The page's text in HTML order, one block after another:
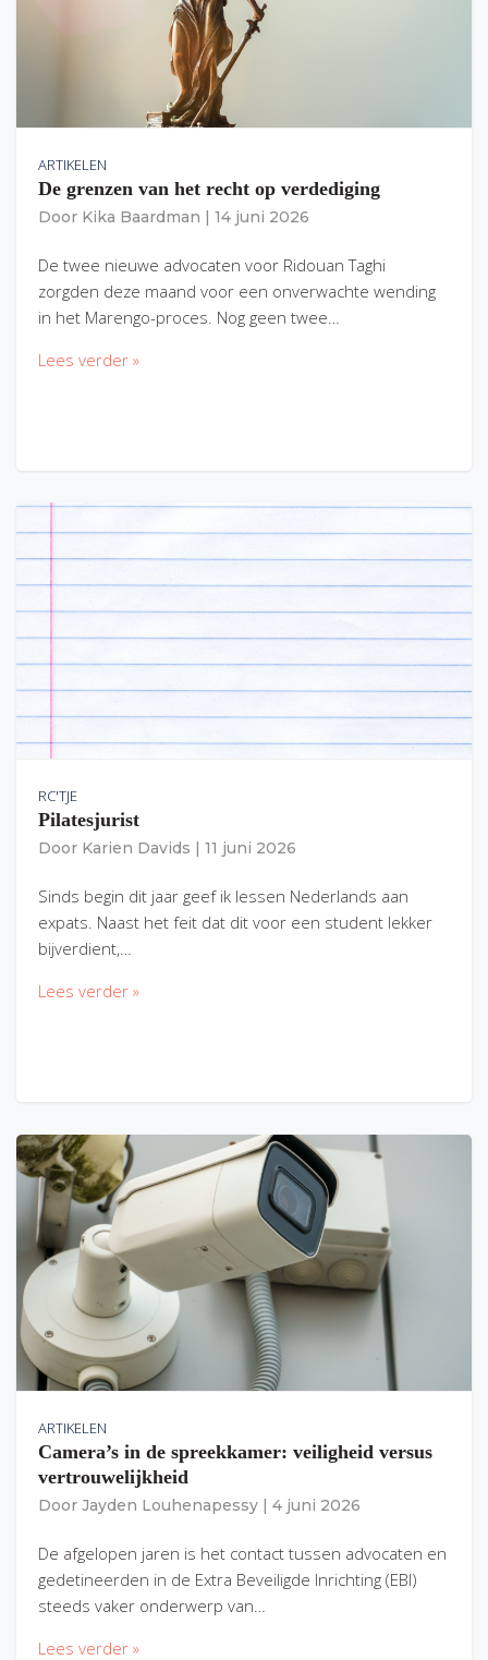
ARTIKELEN
De grenzen van het recht op verdediging
Door Kika Baardman 14 juni 2026
De twee nieuwe advocaten voor Ridouan Taghi
zorgden deze maand voor een onverwachte wending
in het Marengo-proces. Nog geen twee…
Lees verder »
RC'TJE
Pilatesjurist
Door Karien Davids 11 juni 2026
Sinds begin dit jaar geef ik lessen Nederlands aan
expats. Naast het feit dat dit voor een student lekker
bijverdient,…
Lees verder »
ARTIKELEN
Camera’s in de spreekkamer: veiligheid versus
vertrouwelijkheid
Door Jayden Louhenapessy 4 juni 2026
De afgelopen jaren is het contact tussen advocaten en
gedetineerden in de Extra Beveiligde Inrichting (EBI)
steeds vaker onderwerp van…
Lees verder »